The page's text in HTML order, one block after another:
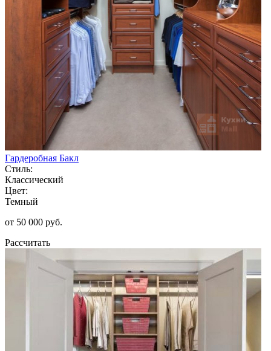
Гардеробная Бакл
Стиль:
Классический
Цвет:
Темный
от 50 000 руб.
Рассчитать